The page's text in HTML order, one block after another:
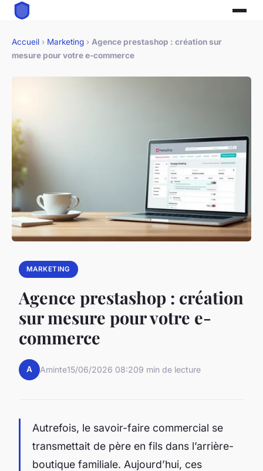
Accueil › Marketing › Agence prestashop : création sur
mesure pour votre e-commerce
MARKETING
Agence prestashop : création
sur mesure pour votre e-
commerce
A Aminte15/06/2026 08:209 min de lecture
Autrefois, le savoir-faire commercial se
transmettait de père en fils dans l’arrière-
boutique familiale. Aujourd’hui, ces